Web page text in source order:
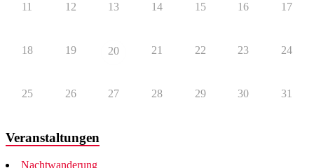
11 12 13 14 15 16 17
18 19 20 21 22 23 24
25 26 27 28 29 30 31
Veranstaltungen
Nachtwanderung